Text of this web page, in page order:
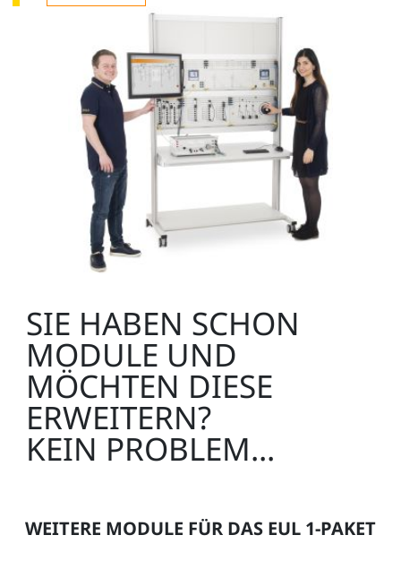
SIE HABEN SCHON
MODULE UND
MÖCHTEN DIESE
ERWEITERN?
KEIN PROBLEM...
WEITERE MODULE FÜR DAS EUL 1-PAKET